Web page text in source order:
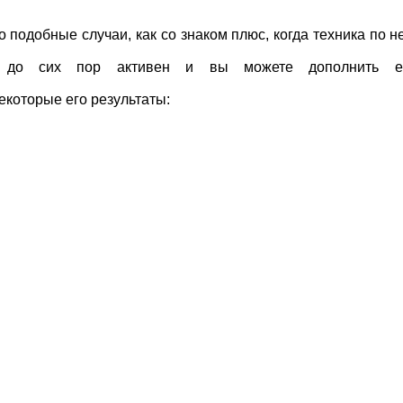
случаи, как со знаком плюс, когда техника по
сих пор активен и вы можете дополнить
его результаты: